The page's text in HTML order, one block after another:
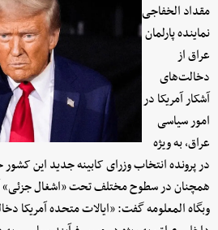
مقداد الخفاجی
نماینده پارلمان
عراق از
دخالت‌های
آشکار آمریکا در
امور سیاسی
عراق، به ویژه
در پرونده انتخاب وزرای کابینه جدید این
همچنان در سطوح مختلف تحت «اشغال جزئی»
وبگاه المعلومه گفت: «ایالات متحده آمریکا